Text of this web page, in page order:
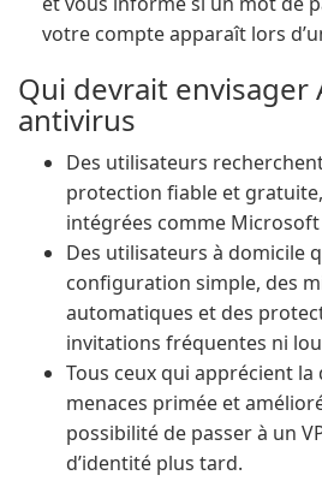
votre compte apparaît lors
Qui devrait envisager
antivirus
Des utilisateurs
protection fiable et
intégrées comme Microsoft
Des utilisateurs à domicile
configuration simple, des
automatiques et des
invitations fréquentes ni
Tous ceux qui apprécient la
menaces primée et
possibilité de passer à un
d’identité plus tard.